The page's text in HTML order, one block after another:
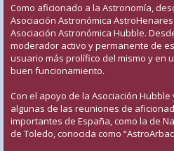
Como aficionado a la Astronomía,
Asociación Astronómica
Asociación Astronómica Hubble.
moderador activo y permanente de
usuario más prolífico del mismo y en
buen funcionamiento.
Con el apoyo de la Asociación
algunas de las reuniones de
importantes de España, como la de
de Toledo, conocida como